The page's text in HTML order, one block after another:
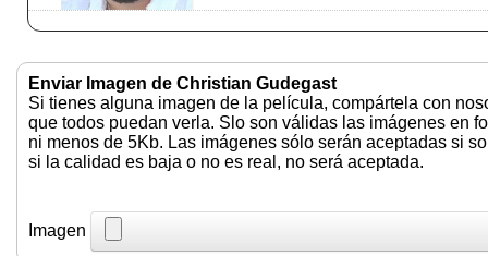
Enviar Imagen de Christian Gudegast
Si tienes alguna imagen de la película, compártela con
que todos puedan verla. Slo son válidas las imágenes en
ni menos de 5Kb. Las imágenes sólo serán aceptadas si
si la calidad es baja o no es real, no será aceptada.
Imagen